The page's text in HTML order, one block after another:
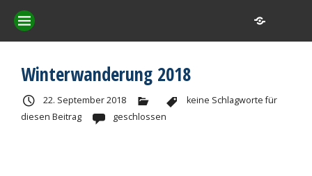
Winterwanderung 2018
22. September 2018
keine Schlagworte für
diesen Beitrag
geschlossen